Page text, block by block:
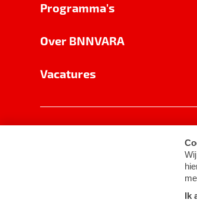
Programma's
Over BNNVARA
Vacatures
Cookie-instellingen